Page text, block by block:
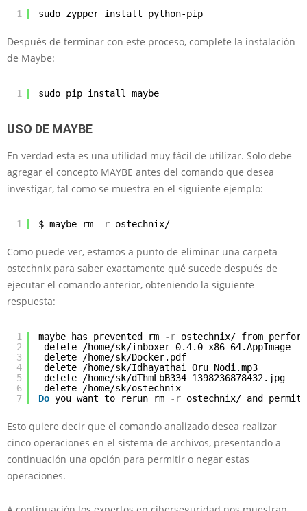
1 sudo zypper install python-pip
Después de terminar con este proceso, complete la instalación
de Maybe:
1 sudo pip install maybe
USO DE MAYBE
En verdad esta es una utilidad muy fácil de utilizar. Solo debe
agregar el concepto MAYBE antes del comando que desea
investigar, tal como se muestra en el siguiente ejemplo:
1 $ maybe rm -r ostechnix/
Como puede ver, estamos a punto de eliminar una carpeta
ostechnix para saber exactamente qué sucede después de
ejecutar el comando anterior, obteniendo la siguiente
respuesta:
1
2
3
4
5
6
7
maybe has prevented rm -r ostechnix/ from
delete /home/sk/inboxer-0.4.0-x86_64.AppImage
delete /home/sk/Docker.pdf
delete /home/sk/Idhayathai Oru Nodi.mp3
delete /home/sk/dThmLbB334_1398236878432.jpg
delete /home/sk/ostechnix
Do you want to rerun rm -r ostechnix/ and
Esto quiere decir que el comando analizado desea realizar
cinco operaciones en el sistema de archivos, presentando a
continuación una opción para permitir o negar estas
operaciones.